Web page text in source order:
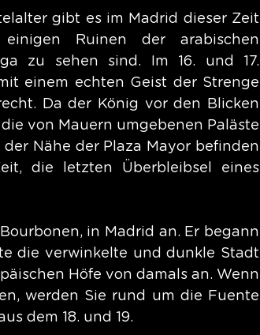
gibt es im Madrid dieser Zeit
Ruinen der arabischen
zu sehen sind. Im 16. und 17.
einem echten Geist der Strenge
Da der König vor den Blicken
von Mauern umgebenen Paläste
Nähe der Plaza Mayor befinden
die letzten Überbleibsel eines
in Madrid an. Er begann
die verwinkelte und dunkle Stadt
Höfe von damals an. Wenn
werden Sie rund um die Fuente
dem 18. und 19.